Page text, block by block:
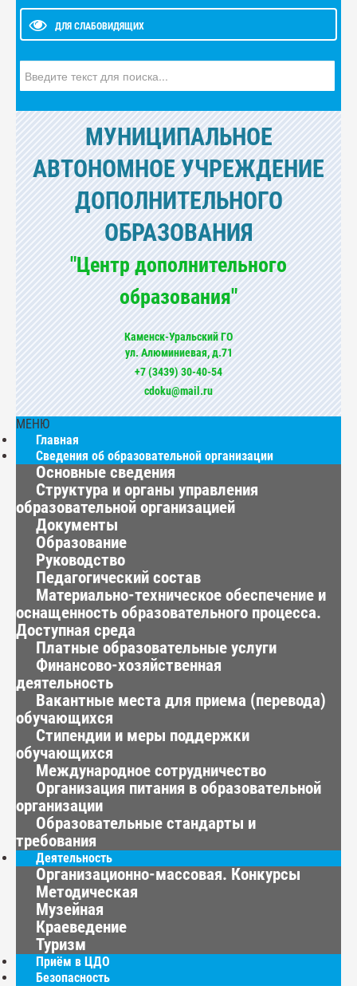
ДЛЯ СЛАБОВИДЯЩИХ
МУНИЦИПАЛЬНОЕ
АВТОНОМНОЕ УЧРЕЖДЕНИЕ
ДОПОЛНИТЕЛЬНОГО
ОБРАЗОВАНИЯ
"Центр дополнительного
образования"
Каменск-Уральский ГО
ул. Алюминиевая, д.71
+7 (3439) 30-40-54
cdoku@mail.ru
МЕНЮ
Главная
Сведения об образовательной организации
Основные сведения
Структура и органы управления
образовательной организацией
Документы
Образование
Руководство
Педагогический состав
Материально-техническое обеспечение и
оснащенность образовательного процесса.
Доступная среда
Платные образовательные услуги
Финансово-хозяйственная
деятельность
Вакантные места для приема (перевода)
обучающихся
Стипендии и меры поддержки
обучающихся
Международное сотрудничество
Организация питания в образовательной
организации
Образовательные стандарты и
требования
Деятельность
Организационно-массовая. Конкурсы
Методическая
Музейная
Краеведение
Туризм
Приём в ЦДО
Безопасность